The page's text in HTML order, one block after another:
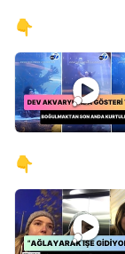
👇
👇